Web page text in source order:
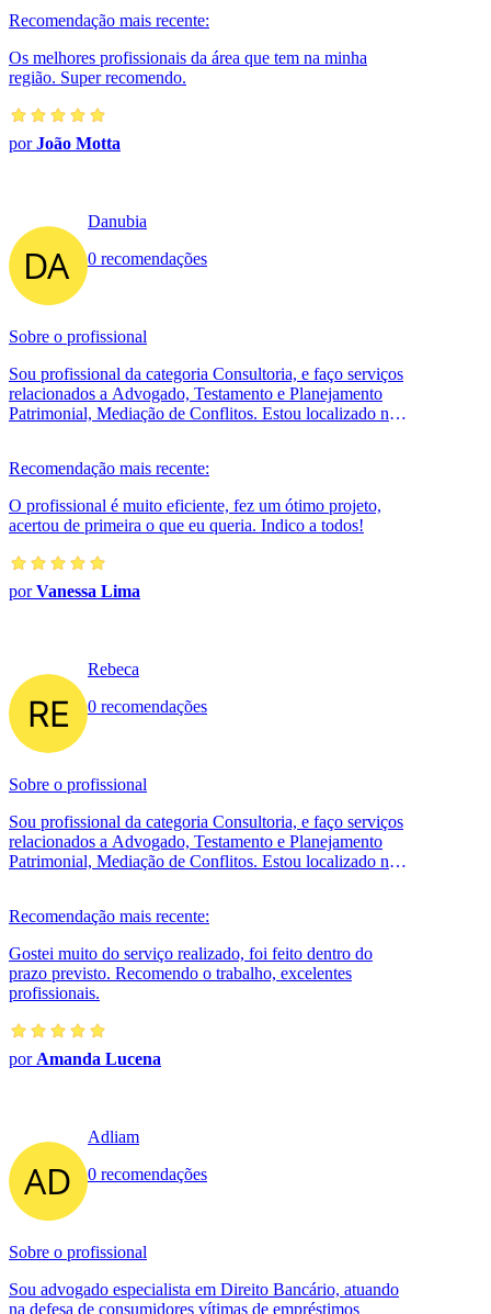
Recomendação mais recente:
Os melhores profissionais da área que tem na minha
região. Super recomendo.
porJoão Motta
Danubia
0 recomendações
Sobre o profissional
Sou profissional da categoria Consultoria, e faço serviços
relacionados a Advogado, Testamento e Planejamento
Patrimonial, Mediação de Conflitos. Estou localizado no
Recomendação mais recente:
O profissional é muito eficiente, fez um ótimo projeto,
acertou de primeira o que eu queria. Indico a todos!
porVanessa Lima
Rebeca
0 recomendações
Sobre o profissional
Sou profissional da categoria Consultoria, e faço serviços
relacionados a Advogado, Testamento e Planejamento
Patrimonial, Mediação de Conflitos. Estou localizado no
Recomendação mais recente:
Gostei muito do serviço realizado, foi feito dentro do
prazo previsto. Recomendo o trabalho, excelentes
profissionais.
por Amanda Lucena
Adliam
0 recomendações
Sobre o profissional
Sou advogado especialista em Direito Bancário, atuando
na defesa de consumidores vítimas de empréstimos